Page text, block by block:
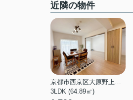
近隣の物件
京都市西京区大原野上里南ノ町
3LDK (64.89㎡)